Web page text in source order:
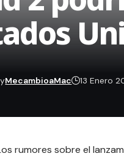
MecambioaMac 13 Enero
rumores sobre el